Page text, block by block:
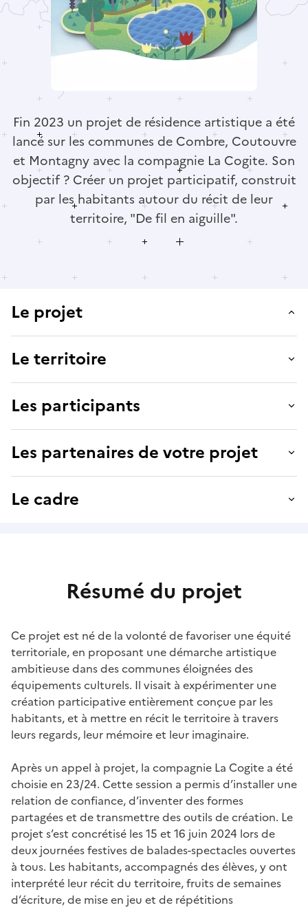
Fin 2023 un projet de résidence artistique a été
lancé sur les communes de Combre, Coutouvre
et Montagny avec la compagnie La Cogite. Son
objectif ? Créer un projet participatif, construit
par les habitants autour du récit de leur
territoire, "De fil en aiguille".
Le projet
Le territoire
Les participants
Les partenaires de votre projet
Le cadre
Résumé du projet
Ce projet est né de la volonté de favoriser une équité
territoriale, en proposant une démarche artistique
ambitieuse dans des communes éloignées des
équipements culturels. Il visait à expérimenter une
création participative entièrement conçue par les
habitants, et à mettre en récit le territoire à travers
leurs regards, leur mémoire et leur imaginaire.
Après un appel à projet, la compagnie La Cogite a été
choisie en 23/24. Cette session a permis d’installer une
relation de confiance, d’inventer des formes
partagées et de transmettre des outils de création. Le
projet s’est concrétisé les 15 et 16 juin 2024 lors de
deux journées festives de balades-spectacles ouvertes
à tous. Les habitants, accompagnés des élèves, y ont
interprété leur récit du territoire, fruits de semaines
d’écriture, de mise en jeu et de répétitions